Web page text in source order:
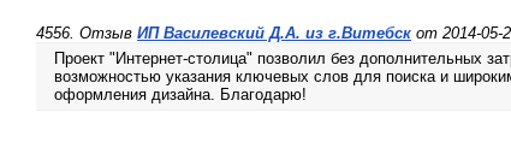
4556. Отзыв ИП Василевский Д.А. из г.Витебск от 2014-05-
Проект "Интернет-столица" позволил без дополнительных
возможностью указания ключевых слов для поиска и
оформления дизайна. Благодарю!